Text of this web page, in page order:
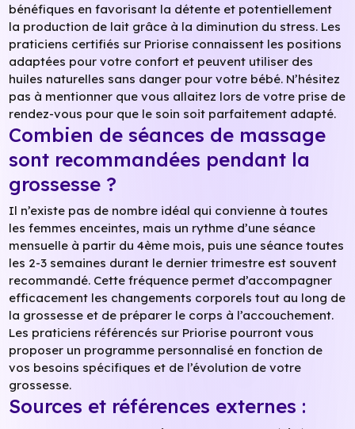
bénéfiques en favorisant la détente et potentiellement
la production de lait grâce à la diminution du stress. Les
praticiens certifiés sur Priorise connaissent les positions
adaptées pour votre confort et peuvent utiliser des
huiles naturelles sans danger pour votre bébé. N’hésitez
pas à mentionner que vous allaitez lors de votre prise de
rendez-vous pour que le soin soit parfaitement adapté.
Combien de séances de massage
sont recommandées pendant la
grossesse ?
Il n’existe pas de nombre idéal qui convienne à toutes
les femmes enceintes, mais un rythme d’une séance
mensuelle à partir du 4ème mois, puis une séance toutes
les 2-3 semaines durant le dernier trimestre est souvent
recommandé. Cette fréquence permet d’accompagner
efficacement les changements corporels tout au long de
la grossesse et de préparer le corps à l’accouchement.
Les praticiens référencés sur Priorise pourront vous
proposer un programme personnalisé en fonction de
vos besoins spécifiques et de l’évolution de votre
grossesse.
Sources et références externes :